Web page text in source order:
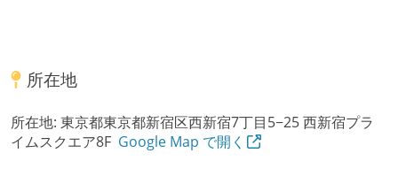
所在地
所在地: 東京都東京都新宿区西新宿7丁目5−25 西新宿プラ
イムスクエア8F Google Map で開く